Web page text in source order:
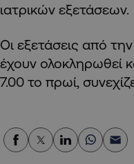
ιατρικών εξετάσεων.
Οι εξετάσεις από
έχουν ολοκληρωθεί
7.00 το πρωί,